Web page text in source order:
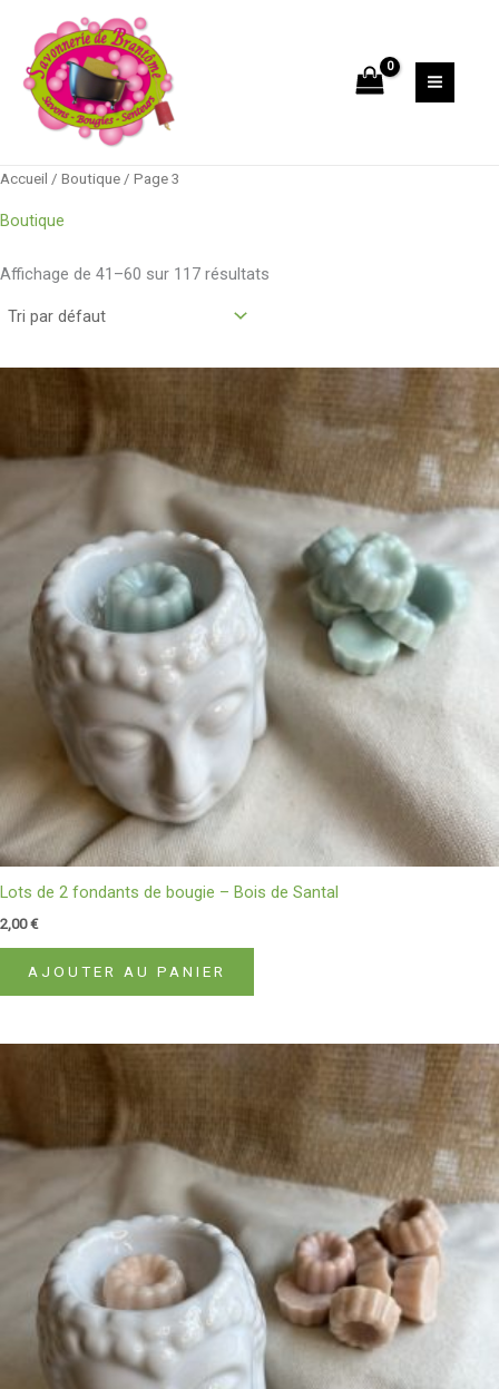
contenu
Accueil / Boutique / Page 3
Boutique
Affichage de 41–60 sur 117 résultats
Lots de 2 fondants de bougie – Bois de Santal
2,00€
AJOUTER AU PANIER